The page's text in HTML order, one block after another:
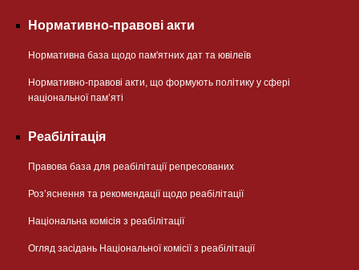
Нормативно-правові акти
Нормативна база щодо пам'ятних дат та ювілеїв
Нормативно-правові акти, що формують політику у сфері
національної памʼяті
Реабілітація
Правова база для реабілітації репресованих
Розʼяснення та рекомендації щодо реабілітації
Національна комісія з реабілітації
Огляд засідань Національної комісії з реабілітації